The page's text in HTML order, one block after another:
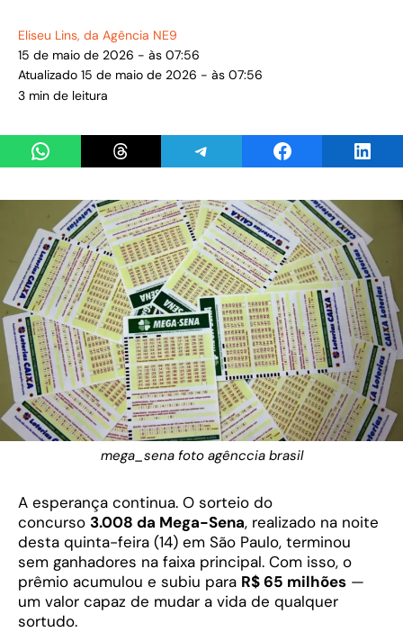
Eliseu Lins, da Agência NE9
15 de maio de 2026 - às 07:56
Atualizado 15 de maio de 2026 - às 07:56
3 min de leitura
Share on WhatsAppShare on ThreadsShare on TelegramShare on Facebook
mega_sena foto agênccia brasil
A esperança continua. O sorteio do
concurso 3.008 da Mega-Sena, realizado na noite
desta quinta-feira (14) em São Paulo, terminou
sem ganhadores na faixa principal. Com isso, o
prêmio acumulou e subiu para R$ 65 milhões —
um valor capaz de mudar a vida de qualquer
sortudo.